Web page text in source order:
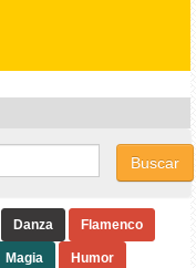
Buscar
Danza Flamenco
Magia Humor